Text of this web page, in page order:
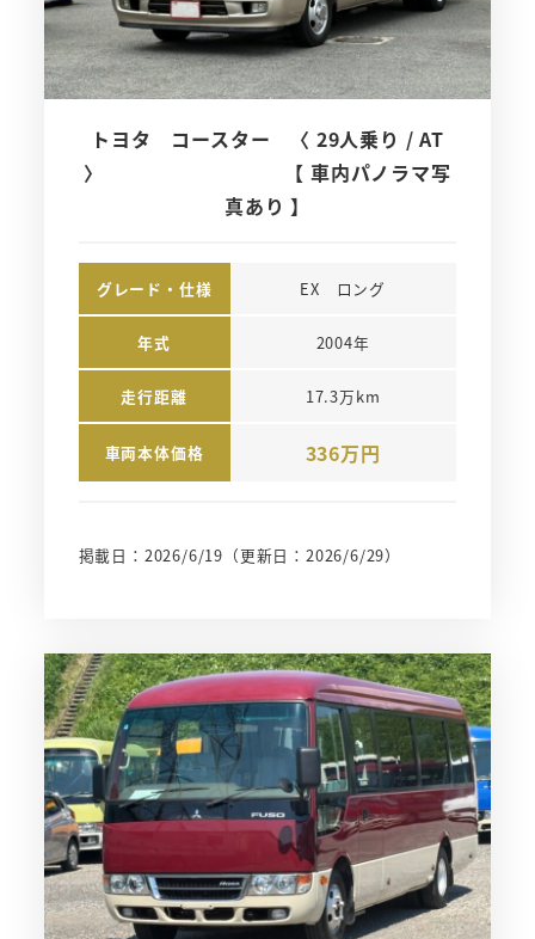
トヨタ コースター 〈 29人乗り / AT
〉 【 車内パノラマ写
真あり 】
グレード・仕様 EX　ロング
年式 2004年
走行距離 17.3万km
車両本体価格 336万円
掲載日：2026/6/19 （更新日：2026/6/29）